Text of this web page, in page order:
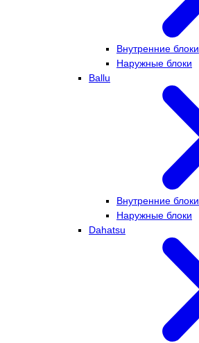
Внутренние блоки
Наружные блоки
Ballu
Внутренние блоки
Наружные блоки
Dahatsu